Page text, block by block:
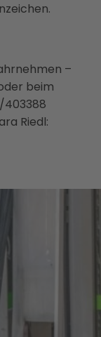
–
beim
403388
Riedl: